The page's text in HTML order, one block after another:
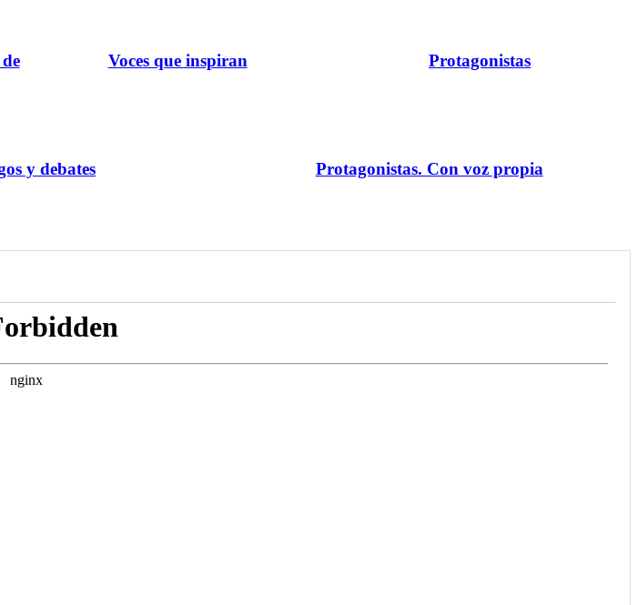
Voces que inspiran Protagonistas
y debates Protagonistas. Con voz propia